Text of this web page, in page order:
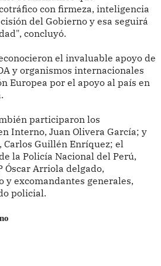
con firmeza, inteligencia
del Gobierno y esa seguirá
concluyó.
el invaluable apoyo de
y organismos internacionales
Europea por el apoyo al país en
participaron los
Interno, Juan Olivera García; y
Carlos Guillén Enríquez; el
la Policía Nacional del Perú,
Óscar Arriola delgado,
y excomandantes generales,
policial.